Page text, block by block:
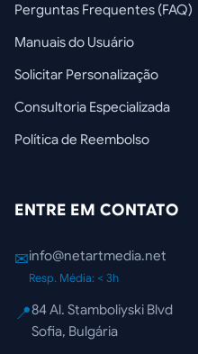
Perguntas Frequentes (FAQ)
Manuais do Usuário
Solicitar Personalização
Consultoria Especializada
Política de Reembolso
ENTRE EM CONTATO
✉info@netartmedia.net
Resp. Média: < 3h
📍84 Al. Stamboliyski Blvd
Sofia, Bulgária